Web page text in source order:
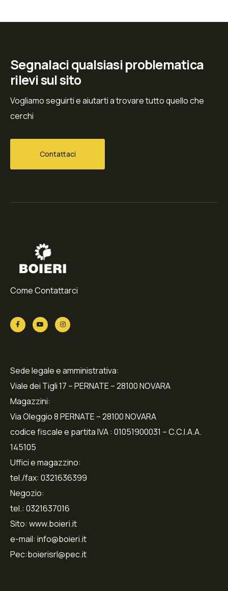
Segnalaci qualsiasi problematica
rilevi sul sito
Vogliamo seguirti e aiutarti a trovare tutto quello che
cerchi
Contattaci
Come Contattarci
Sede legale e amministrativa:
Viale dei Tigli 17 – PERNATE – 28100 NOVARA
Magazzini:
Via Oleggio 8 PERNATE – 28100 NOVARA
codice fiscale e partita IVA : 01051900031 – C.C.I.A.A.
145105
Uffici e magazzino:
tel./fax: 0321636399
Negozio:
tel.: 0321637016
Sito: www.boieri.it
e-mail: info@boieri.it
Pec:boierisrl@pec.it